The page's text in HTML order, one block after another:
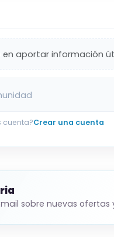
en aportar información
cuenta?Crear una cuenta
sobre nuevas ofertas